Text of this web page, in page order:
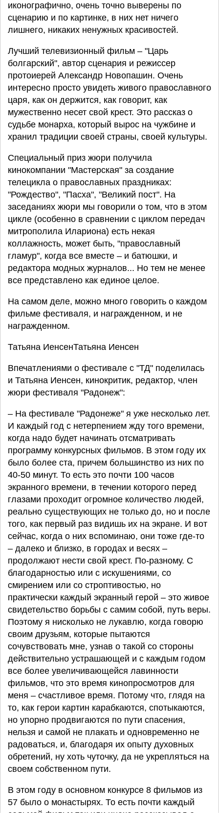
иконографично, очень точно выверены по
сценарию и по картинке, в них нет ничего
лишнего, никаких ненужных красивостей.
Лучший телевизионный фильм – "Царь
болгарский", автор сценария и режиссер
протоиерей Александр Новопашин. Очень
интересно просто увидеть живого православного
царя, как он держится, как говорит, как
мужественно несет свой крест. Это рассказ о
судьбе монарха, который вырос на чужбине и
хранил традиции своей страны, своей культуры.
Специальный приз жюри получила
кинокомпании "Мастерская" за создание
телецикла о православных праздниках:
"Рождество", "Пасха", "Великий пост". На
заседаниях жюри мы говорили о том, что в этом
цикле (особенно в сравнении с циклом передач
митрополила Илариона) есть некая
коллажность, может быть, "православный
гламур", когда все вместе – и батюшки, и
редактора модных журналов... Но тем не менее
все представлено как единое целое.
На самом деле, можно много говорить о каждом
фильме фестиваля, и награжденном, и не
награжденном.
Татьяна ИенсенТатьяна Иенсен
Впечатлениями о фестивале с "ТД" поделилась
и Татьяна Иенсен, кинокритик, редактор, член
жюри фестиваля "Радонеж":
– На фестивале "Радонеже" я уже несколько лет.
И каждый год с нетерпением жду того времени,
когда надо будет начинать отсматривать
программу конкурсных фильмов. В этом году их
было более ста, причем большинство из них по
40-50 минут. То есть это почти 100 часов
экранного времени, в течении которого перед
глазами проходит огромное количество людей,
реально существующих не только до, но и после
того, как первый раз видишь их на экране. И вот
сейчас, когда о них вспоминаю, они тоже где-то
– далеко и близко, в городах и весях –
продолжают нести свой крест. По-разному. С
благодарностью или с искушениями, со
смирением или со строптивостью, но
практически каждый экранный герой – это живое
свидетельство борьбы с самим собой, путь веры.
Поэтому я нисколько не лукавлю, когда говорю
своим друзьям, которые пытаются
сочувствовать мне, узнав о такой со стороны
действительно устрашающей и с каждым годом
все более увеличивающейся лавинности
фильмов, что это время кинопросмотров для
меня – счастливое время. Потому что, глядя на
то, как герои картин карабкаются, спотыкаются,
но упорно продвигаются по пути спасения,
нельзя и самой не плакать и одновременно не
радоваться, и, благодаря их опыту духовных
обретений, ну хоть чуточку, да не укрепляться на
своем собственном пути.
В этом году в основном конкурсе 8 фильмов из
57 было о монастырях. То есть почти каждый